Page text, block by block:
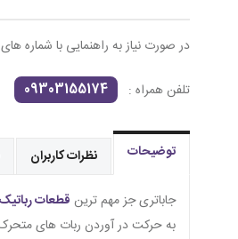
در صورت نیاز به راهنمایی با شماره
تلفن همراه : 09303155174
توضیحات نظرات کاربران
جاباتری جز مهم ترین قطعات رباتیک
به حرکت در آوردن ربات های متحرک